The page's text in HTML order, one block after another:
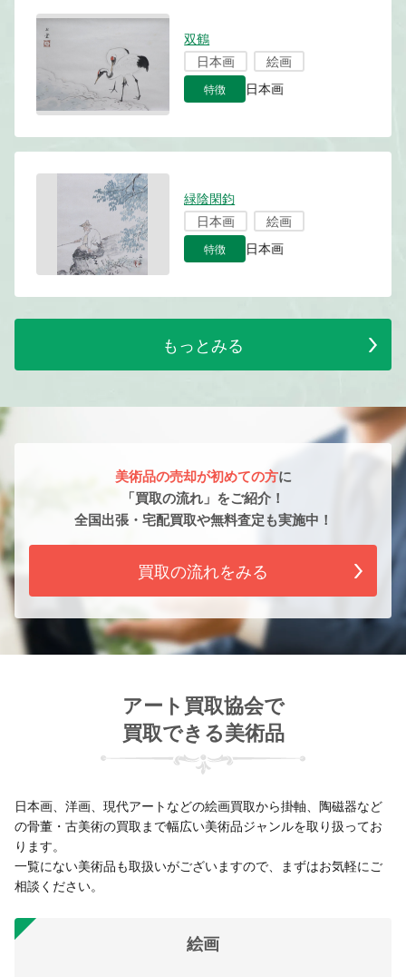
双鶴
日本画
絵画
特徴 日本画
緑陰閑鈞
日本画
絵画
特徴 日本画
もっとみる
美術品の売却が初めての方に
「買取の流れ」をご紹介！
全国出張・宅配買取や無料査定も実施中！
買取の流れをみる
アート買取協会で
買取できる美術品
日本画、洋画、現代アートなどの絵画買取から掛軸、陶磁器など
の骨董・古美術の買取まで幅広い美術品ジャンルを取り扱ってお
ります。
一覧にない美術品も取扱いがございますので、まずはお気軽にご
相談ください。
絵画